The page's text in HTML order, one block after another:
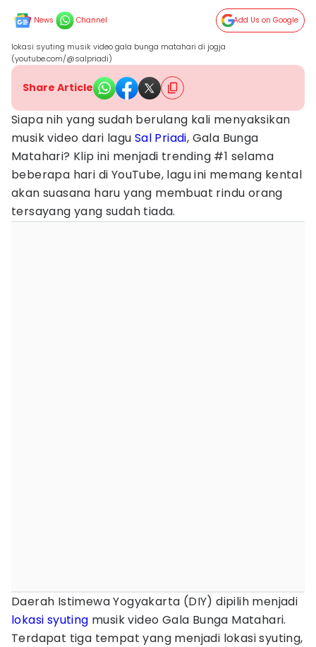
News Channel Add Us on Google
lokasi syuting musik video gala bunga matahari di jogja
(youtube.com/@salpriadi)
Share Article
Siapa nih yang sudah berulang kali menyaksikan
musik video dari lagu Sal Priadi, Gala Bunga
Matahari? Klip ini menjadi trending #1 selama
beberapa hari di YouTube, lagu ini memang kental
akan suasana haru yang membuat rindu orang
tersayang yang sudah tiada.
Daerah Istimewa Yogyakarta (DIY) dipilih menjadi
lokasi syuting musik video Gala Bunga Matahari.
Terdapat tiga tempat yang menjadi lokasi syuting,